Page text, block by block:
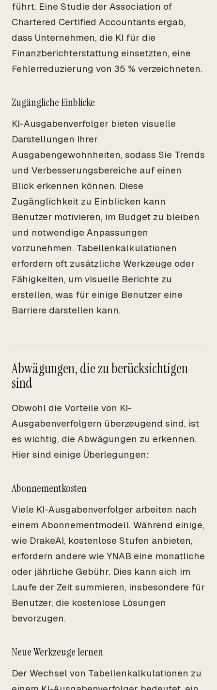
führt. Eine Studie der Association of
Chartered Certified Accountants ergab,
dass Unternehmen, die KI für die
Finanzberichterstattung einsetzten, eine
Fehlerreduzierung von 35 % verzeichneten.
Zugängliche Einblicke
KI-Ausgabenverfolger bieten visuelle
Darstellungen Ihrer
Ausgabengewohnheiten, sodass Sie Trends
und Verbesserungsbereiche auf einen
Blick erkennen können. Diese
Zugänglichkeit zu Einblicken kann
Benutzer motivieren, im Budget zu bleiben
und notwendige Anpassungen
vorzunehmen. Tabellenkalkulationen
erfordern oft zusätzliche Werkzeuge oder
Fähigkeiten, um visuelle Berichte zu
erstellen, was für einige Benutzer eine
Barriere darstellen kann.
Abwägungen, die zu berücksichtigen
sind
Obwohl die Vorteile von KI-
Ausgabenverfolgern überzeugend sind, ist
es wichtig, die Abwägungen zu erkennen.
Hier sind einige Überlegungen:
Abonnementkosten
Viele KI-Ausgabenverfolger arbeiten nach
einem Abonnementmodell. Während einige,
wie DrakeAI, kostenlose Stufen anbieten,
erfordern andere wie YNAB eine monatliche
oder jährliche Gebühr. Dies kann sich im
Laufe der Zeit summieren, insbesondere für
Benutzer, die kostenlose Lösungen
bevorzugen.
Neue Werkzeuge lernen
Der Wechsel von Tabellenkalkulationen zu